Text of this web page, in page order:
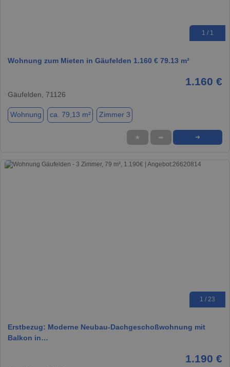
1 / 1
Wohnung zum Mieten in Gäufelden 1.160 € 79.13 m²
1.160 €
Gäufelden, 71126
Wohnung ca. 79,13 m² Zimmer 3
★ ➦ ➜
1 / 23
Erstbezug: Moderne Neubau-Dachgeschoßwohnung mit
Balkon in…
1.190 €